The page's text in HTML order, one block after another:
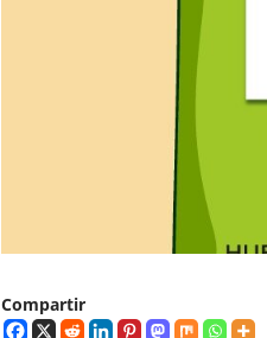
Compartir